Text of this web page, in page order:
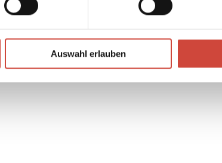
Auswahl erlauben
Download Bilddatei